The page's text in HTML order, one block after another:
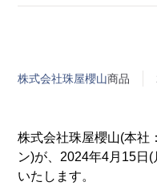
株式会社珠屋櫻山商品
株式会社珠屋櫻山(本社
ン)が、2024年4月15日
いたします。